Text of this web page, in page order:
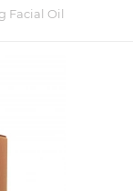
Facial Oil